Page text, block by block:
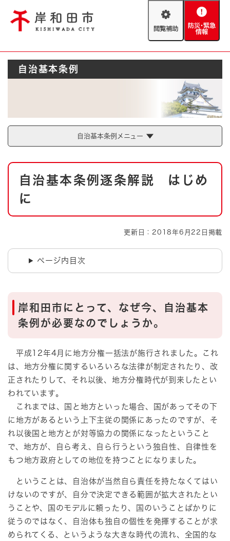
閲
助
防
緊
情
報
Foreign language
とじる
防災・緊急情報
AED設置箇所
とじる
自治基本条例
自治基本条例メニュー
本
自治基本条例逐条解説 はじめ
に
更新日：2018年6月22日掲載
ページ内目次
岸和田市にとって、なぜ今、自治基本
条例が必要なのでしょうか。
平成12年4月に地方分権一括法が施行されました。これ
は、地方分権に関するいろいろな法律が制定されたり、改
正されたりして、それ以後、地方分権時代が到来したとい
われています。
これまでは、国と地方といった場合、国があってその下
に地方があるという上下主従の関係にあったのですが、そ
れ以後国と地方とが対等協力の関係になったということ
で、地方が、自ら考え、自ら行うという独自性、自律性を
もつ地方政府としての地位を持つことになりました。
ということは、自治体が当然自ら責任を持たなくてはい
けないのですが、自分で決定できる範囲が拡大されたとい
うことや、国のモデルに頼ったり、国のいうことばかりに
従うのではなく、自治体も独自の個性を発揮することが求
められてくる、というような大きな時代の流れ、全国的な